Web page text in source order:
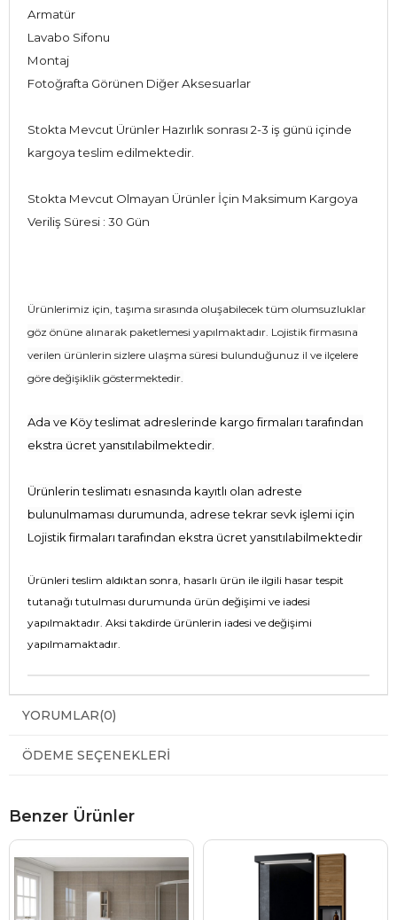
Armatür
Lavabo Sifonu
Montaj
Fotoğrafta Görünen Diğer Aksesuarlar
Stokta Mevcut Ürünler Hazırlık sonrası 2-3 iş günü içinde
kargoya teslim edilmektedir.
Stokta Mevcut Olmayan Ürünler İçin Maksimum Kargoya
Veriliş Süresi : 30 Gün
Ürünlerimiz için, taşıma sırasında oluşabilecek tüm olumsuzluklar
göz önüne alınarak paketlemesi yapılmaktadır. Lojistik firmasına
verilen ürünlerin sizlere ulaşma süresi bulunduğunuz il ve ilçelere
göre değişiklik göstermektedir.
Ada ve Köy teslimat adreslerinde kargo firmaları tarafından
ekstra ücret yansıtılabilmektedir.
Ürünlerin teslimatı esnasında kayıtlı olan adreste
bulunulmaması durumunda, adrese tekrar sevk işlemi için
Lojistik firmaları tarafından ekstra ücret yansıtılabilmektedir
Ürünleri teslim aldıktan sonra, hasarlı ürün ile ilgili hasar tespit
tutanağı tutulması durumunda ürün değişimi ve iadesi
yapılmaktadır. Aksi takdirde ürünlerin iadesi ve değişimi
yapılmamaktadır.
YORUMLAR(0)
ÖDEME SEÇENEKLERI
Benzer Ürünler